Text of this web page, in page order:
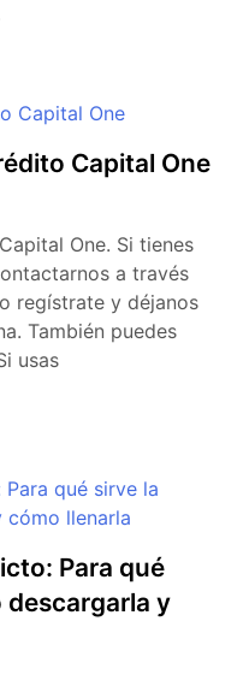
Capital One
One. Si tienes
a través
regístrate y déjanos
También puedes
usas
Para qué
descargarla y